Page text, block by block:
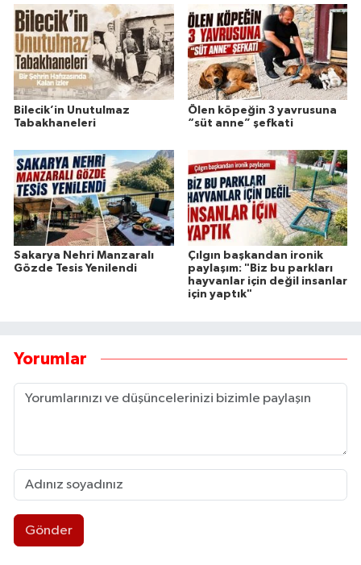
Bilecik’in Unutulmaz
Tabakhaneleri
Ölen köpeğin 3 yavrusuna
“süt anne” şefkati
Sakarya Nehri Manzaralı
Gözde Tesis Yenilendi
Çılgın başkandan ironik
paylaşım: "Biz bu parkları
hayvanlar için değil insanlar
için yaptık"
Yorumlar
Gönder